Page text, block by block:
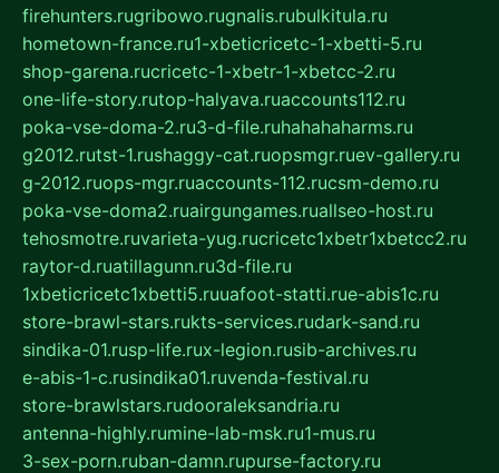
firehunters.rugribowo.rugnalis.rubulkitula.ru
hometown-france.ru1-xbeticricetc-1-xbetti-5.ru
shop-garena.rucricetc-1-xbetr-1-xbetcc-2.ru
one-life-story.rutop-halyava.ruaccounts112.ru
poka-vse-doma-2.ru3-d-file.ruhahahaharms.ru
g2012.rutst-1.rushaggy-cat.ruopsmgr.ruev-gallery.ru
g-2012.ruops-mgr.ruaccounts-112.rucsm-demo.ru
poka-vse-doma2.ruairgungames.ruallseo-host.ru
tehosmotre.ruvarieta-yug.rucricetc1xbetr1xbetcc2.ru
raytor-d.ruatillagunn.ru3d-file.ru
1xbeticricetc1xbetti5.ruuafoot-statti.rue-abis1c.ru
store-brawl-stars.rukts-services.rudark-sand.ru
sindika-01.rusp-life.rux-legion.rusib-archives.ru
e-abis-1-c.rusindika01.ruvenda-festival.ru
store-brawlstars.rudooraleksandria.ru
antenna-highly.rumine-lab-msk.ru1-mus.ru
3-sex-porn.ruban-damn.rupurse-factory.ru